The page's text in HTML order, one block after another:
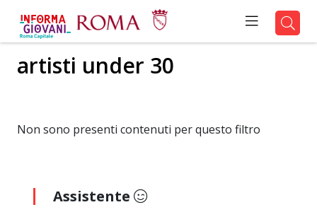
artisti under 30
Non sono presenti contenuti per questo filtro
Assistente